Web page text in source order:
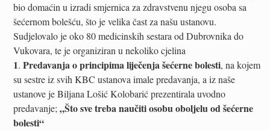
bio domaćin u izradi smjernica za zdravstvenu njegu osoba sa
šećernom bolešću, što je velika čast za našu ustanovu.
Sudjelovalo je oko 80 medicinskih sestara od Dubrovnika do
Vukovara, te je organiziran u nekoliko cjelina
1. Predavanja o principima liječenja šećerne bolesti, na kojem
su sestre iz svih KBC ustanova imale predavanja, a iz naše
ustanove je Biljana Lošić Kolobarić prezentirala uvodno
predavanje; „Što sve trebanaučiti osobu oboljelu od šećerne
bolesti“